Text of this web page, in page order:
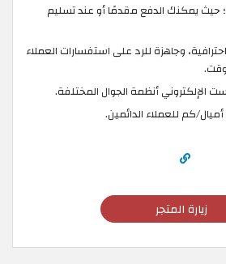
حيث يمكنك الدفع مقدمًا أو عند تسليم
خدمة عملاء SIXT احترافية، وجاهزة للرد على استفسارات العملاء
أنظمة الجوال المختلفة.
كم للعملاء الدائمين.
زيارة المتجر